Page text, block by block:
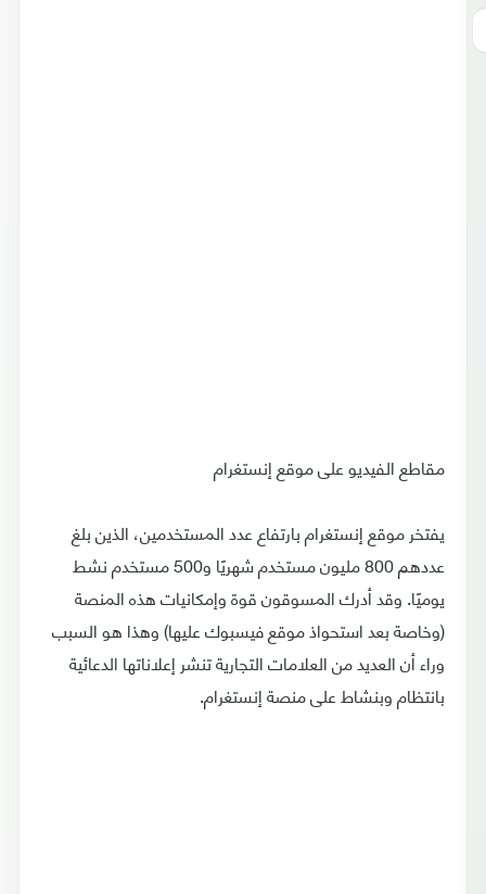
مقاطع الفيديو على موقع إنستغرام
يفتخر موقع إنستغرام بارتفاع عدد المستخدمين، الذين بلغ
عددهم 800 مليون مستخدم شهريًا و500 مستخدم نشط
يوميًا. وقد أدرك المسوقون قوة وإمكانيات هذه المنصة
(وخاصة بعد استحواذ موقع فيسبوك عليها) وهذا هو السبب
وراء أن العديد من العلامات التجارية تنشر إعلاناتها الدعائية
بانتظام وبنشاط على منصة إنستغرام.